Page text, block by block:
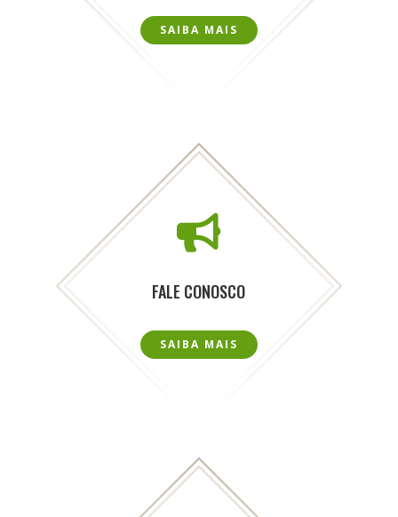
SAIBA MAIS

FALE CONOSCO
SAIBA MAIS